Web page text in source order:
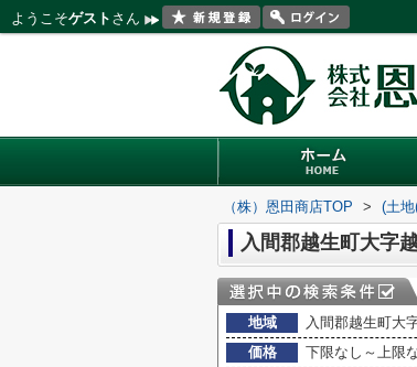
ようこそゲスト さん
（株）恩田商店TOP > (土
入間郡越生町大字
地域
入間郡越生町大
価格
下限なし～上限